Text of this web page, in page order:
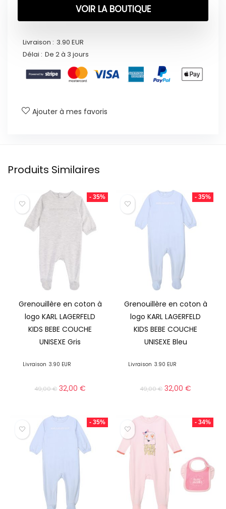
VOIR LA BOUTIQUE
Livraison : 3.90 EUR
Délai : De 2 à 3 jours
Ajouter à mes favoris
Produits Similaires
- 35%
Grenouillère en coton à
logo KARL LAGERFELD
KIDS BEBE COUCHE
UNISEXE Gris
Livraison 3.90 EUR
49,00€ 32,00€
- 35%
Grenouillère en coton à
logo KARL LAGERFELD
KIDS BEBE COUCHE
UNISEXE Bleu
Livraison 3.90 EUR
49,00€ 32,00€
- 35% - 34%